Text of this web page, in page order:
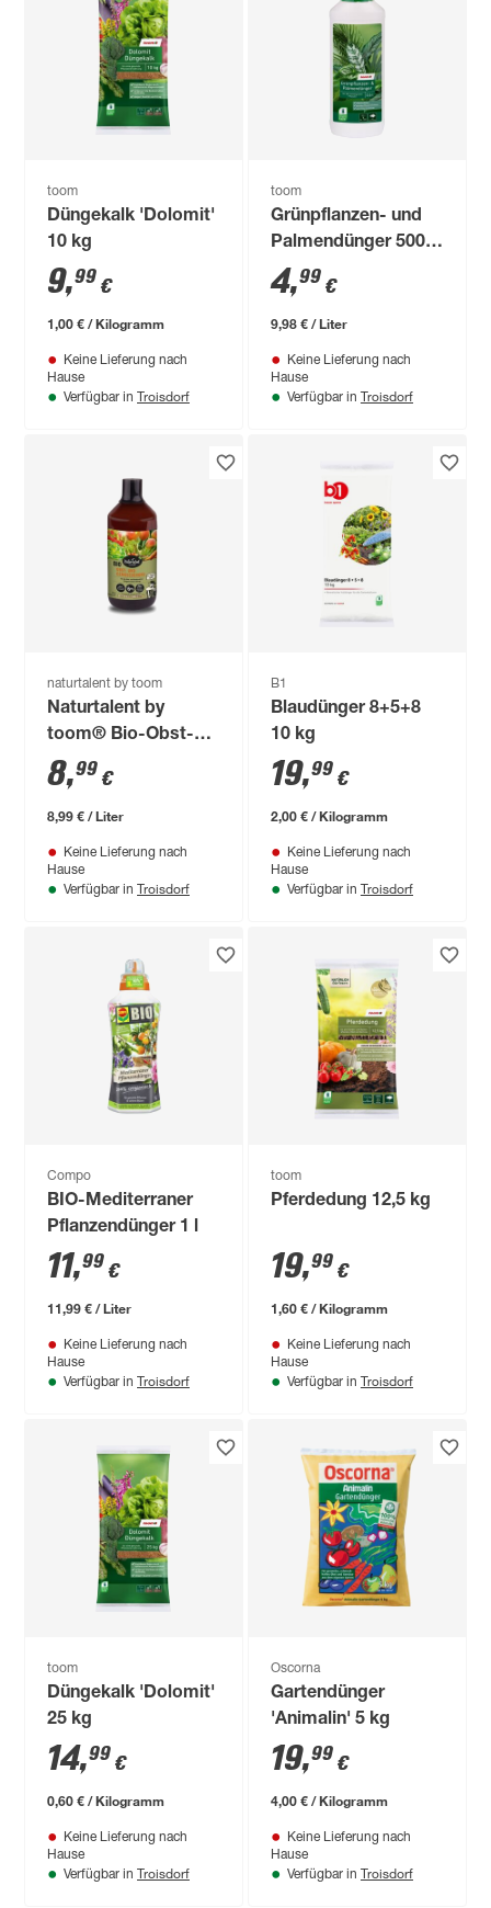
toom
Düngekalk 'Dolomit'
10 kg
9,99 €
1,00 € / Kilogramm
Keine Lieferung nach
Hause
Verfügbar in Troisdorf
toom
Grünpflanzen- und
Palmendünger 500
ml
4,99 €
9,98 € / Liter
Keine Lieferung nach
Hause
Verfügbar in Troisdorf
naturtalent by toom
Naturtalent by
toom® Bio-Obst-
und Gemüsedünger
1 l
8,99 €
8,99 € / Liter
Keine Lieferung nach
Hause
Verfügbar in Troisdorf
B1
Blaudünger 8+5+8
10 kg
19,99 €
2,00 € / Kilogramm
Keine Lieferung nach
Hause
Verfügbar in Troisdorf
Compo
BIO-Mediterraner
Pflanzendünger 1 l
11,99 €
11,99 € / Liter
Keine Lieferung nach
Hause
Verfügbar in Troisdorf
toom
Pferdedung 12,5 kg
19,99 €
1,60 € / Kilogramm
Keine Lieferung nach
Hause
Verfügbar in Troisdorf
toom
Düngekalk 'Dolomit'
25 kg
14,99 €
0,60 € / Kilogramm
Keine Lieferung nach
Hause
Verfügbar in Troisdorf
Oscorna
Gartendünger
'Animalin' 5 kg
19,99 €
4,00 € / Kilogramm
Keine Lieferung nach
Hause
Verfügbar in Troisdorf